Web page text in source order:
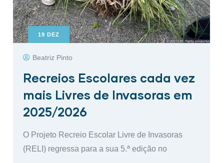
19 DEZ
Beatriz Pinto
Recreios Escolares cada vez
mais Livres de Invasoras em
2025/2026
O Projeto Recreio Escolar Livre de Invasoras
(RELI) regressa para a sua 5.ª edição no